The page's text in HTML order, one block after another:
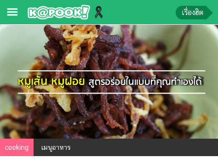
ความ
รู้
ข่าว
ข่าว
บันเทิง
ตรวจ
หวย
เรื่องฮิต
cooking เมนูอาหาร